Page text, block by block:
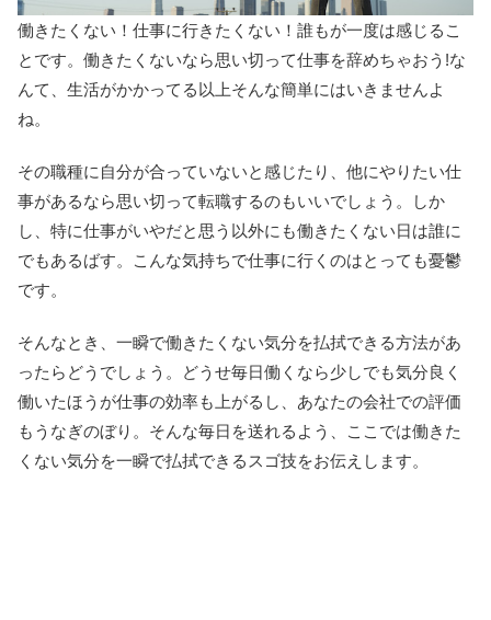
働きたくない！仕事に行きたくない！誰もが一度は感じるこ
とです。働きたくないなら思い切って仕事を辞めちゃおう!な
んて、生活がかかってる以上そんな簡単にはいきませんよ
ね。
その職種に自分が合っていないと感じたり、他にやりたい仕
事があるなら思い切って転職するのもいいでしょう。しか
し、特に仕事がいやだと思う以外にも働きたくない日は誰に
でもあるばす。こんな気持ちで仕事に行くのはとっても憂鬱
です。
そんなとき、一瞬で働きたくない気分を払拭できる方法があ
ったらどうでしょう。どうせ毎日働くなら少しでも気分良く
働いたほうが仕事の効率も上がるし、あなたの会社での評価
もうなぎのぼり。そんな毎日を送れるよう、ここでは働きた
くない気分を一瞬で払拭できるスゴ技をお伝えします。